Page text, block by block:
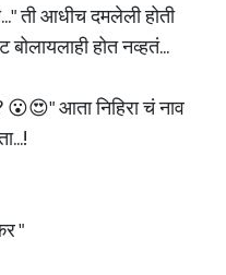
ती आधीच दमलेली होती
बोलायलाही होत नव्हतं...
😮😍" आता निहिरा चं नाव
"